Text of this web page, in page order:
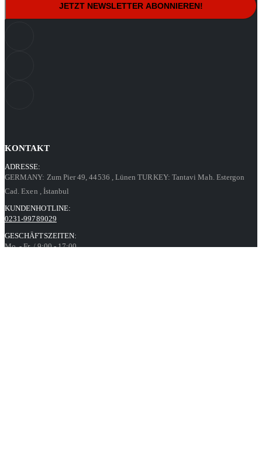
KONTAKT
ADRESSE:
GERMANY: Zum Pier 49, 44536 , LünenTURKEY: Tantavi Mah. Estergon
Cad. Exen , İstanbul
KUNDENHOTLINE:
0231-99789029
GESCHÄFTSZEITEN:
Mo. - Fr. / 9:00 - 17:00